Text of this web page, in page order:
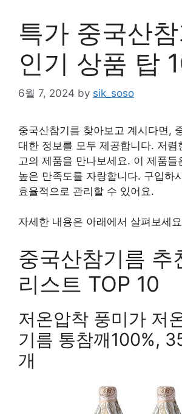
특가 중국산
인기 상품 탑
6월 7, 2024 by sik_soso
중국산참기름 찾아보고 계시다면,
대한 정보를 모두 제공합니다. 저렴
고의 제품을 만나보세요. 이 제품들
높은 만족도를 자랑합니다. 구입하
효율적으로 관리할 수 있어요.
자세한 내용은 아래에서 살펴보세
중국산참기름 추
리스트 TOP 10
저온압착 풍미가 저
기름 통참깨100%,
개